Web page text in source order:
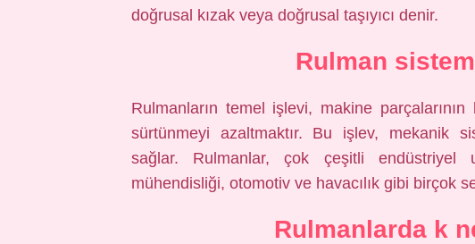
doğrusal kızak veya doğrusal taşıyıcı denir.
Rulman
Rulmanların temel işlevi, makine parçalarının
sürtünmeyi azaltmaktır. Bu işlev, mekanik
sağlar. Rulmanlar, çok çeşitli endüstriyel
mühendisliği, otomotiv ve havacılık gibi birçok
Rulmanlarda k